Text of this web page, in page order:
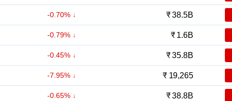
-0.70% ₹ 38.5B
-0.79% ₹ 1.6B
-0.45% ₹ 35.8B
-7.95% ₹ 19,265
-0.65% ₹ 38.8B